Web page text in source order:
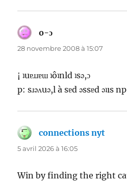
o-ɔ
28 novembre 2008 à 15:07
¡ ʇuɐɹɹɐɯ ʇôʇnld ʇsǝ,ɔ
p: sɹǝʌuǝ,l à sɐd ǝssɐd ǝʇıs
connections nyt
5 avril 2026 à 16:05
Win by finding the right